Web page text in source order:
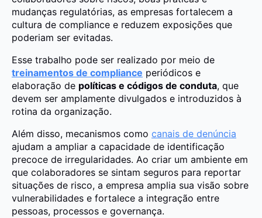
mudanças regulatórias, as empresas fortalecem a
cultura de compliance e reduzem exposições que
poderiam ser evitadas.
Esse trabalho pode ser realizado por meio de
treinamentos de compliance periódicos e
elaboração de políticas e códigos de conduta, que
devem ser amplamente divulgados e introduzidos à
rotina da organização.
Além disso, mecanismos como canais de denúncia
ajudam a ampliar a capacidade de identificação
precoce de irregularidades. Ao criar um ambiente em
que colaboradores se sintam seguros para reportar
situações de risco, a empresa amplia sua visão sobre
vulnerabilidades e fortalece a integração entre
pessoas, processos e governança.